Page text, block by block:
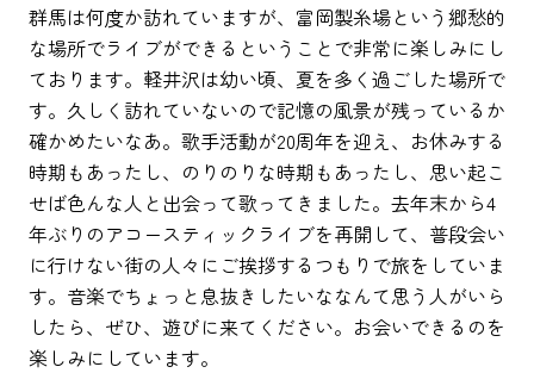
群馬は何度か訪れていますが、富岡製糸場という郷愁的
な場所でライブができるということで非常に楽しみにし
ております。軽井沢は幼い頃、夏を多く過ごした場所で
す。久しく訪れていないので記憶の風景が残っているか
確かめたいなあ。歌手活動が20周年を迎え、お休みする
時期もあったし、のりのりな時期もあったし、思い起こ
せば色んな人と出会って歌ってきました。去年末から4
年ぶりのアコースティックライブを再開して、普段会い
に行けない街の人々にご挨拶するつもりで旅をしていま
す。音楽でちょっと息抜きしたいななんて思う人がいら
したら、ぜひ、遊びに来てください。お会いできるのを
楽しみにしています。